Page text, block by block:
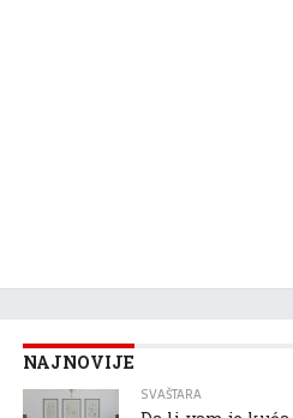
NAJNOVIJE
SVAŠTARA